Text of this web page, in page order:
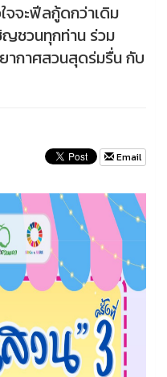
จจะฟีลกู้ดกว่าเดิม
ชวนทุกท่าน ร่วม
ากาศสวนสุดร่มรื่น กับ
Email